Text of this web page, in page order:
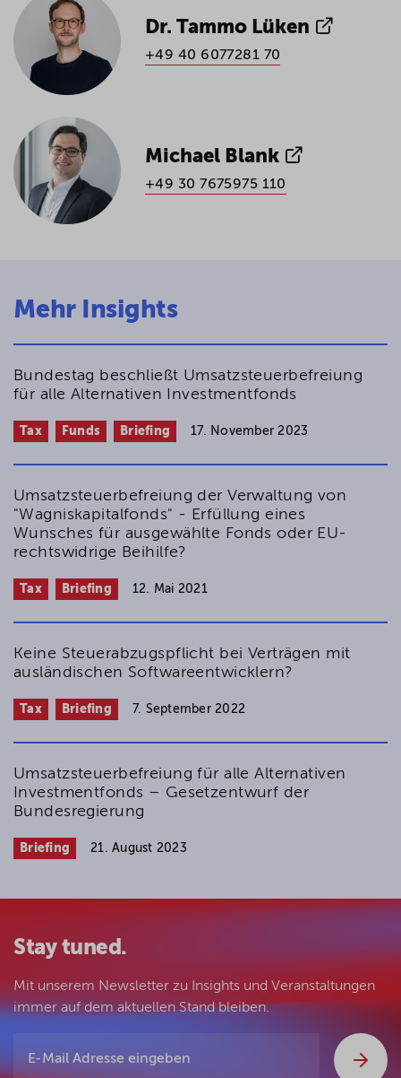
Dr. Tammo Lüken
+49 40 6077281 70
Michael Blank
+49 30 7675975 110
Mehr Insights
Bundestag beschließt Umsatzsteuerbefreiung
für alle Alternativen Investmentfonds
Tax Funds Briefing 17. November 2023
Umsatzsteuerbefreiung der Verwaltung von
"Wagniskapitalfonds" - Erfüllung eines
Wunsches für ausgewählte Fonds oder EU-
rechtswidrige Beihilfe?
Tax Briefing 12. Mai 2021
Keine Steuerabzugspflicht bei Verträgen mit
ausländischen Softwareentwicklern?
Tax Briefing 7. September 2022
Umsatzsteuerbefreiung für alle Alternativen
Investmentfonds – Gesetzentwurf der
Bundesregierung
Briefing 21. August 2023
Stay tuned.
Mit unserem Newsletter zu Insights und Veranstaltungen
immer auf dem aktuellen Stand bleiben.